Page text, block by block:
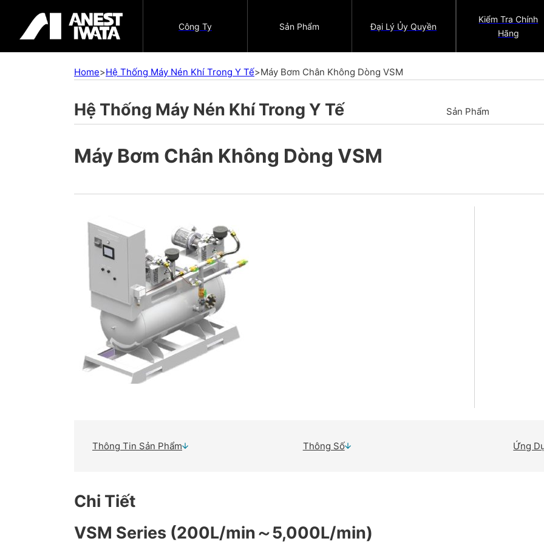
Công Ty Sản Phẩm Đại Lý Ủy Quyền
Kiểm Tra Chính
Hãng
Home>Hệ Thống Máy Nén Khí Trong Y Tế>Máy Bơm Chân Không Dòng VSM
Hệ Thống Máy Nén Khí Trong Y Tế Sản Phẩm
Máy Bơm Chân Không Dòng VSM
Thông Tin Sản Phẩm Thông Số Ứng
Chi Tiết
VSM Series (200L/min～5,000L/min)